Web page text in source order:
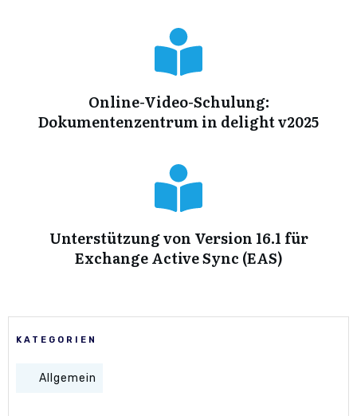
Online-Video-Schulung:
Dokumentenzentrum in delight v2025
Unterstützung von Version 16.1 für
Exchange Active Sync (EAS)
KATEGORIEN
Allgemein